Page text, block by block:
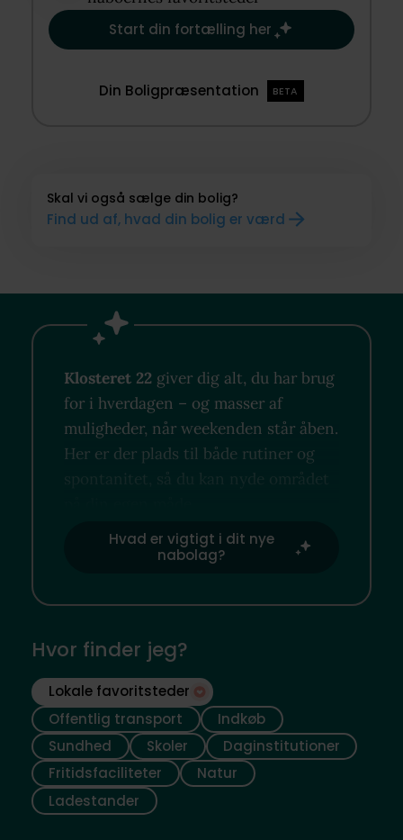
Start din fortælling her
Din Boligpræsentation BETA
Skal vi også sælge din bolig?
Find ud af, hvad din bolig er værd
Klosteret 22 giver dig alt, du har brug
for i hverdagen – og masser af
muligheder, når weekenden står åben.
Her er der plads til både rutiner og
spontanitet, så du kan nyde området
Hvad er vigtigt i dit nye
nabolag?
Hvor finder jeg?
Lokale favoritsteder
Offentlig transport
Indkøb
Sundhed
Skoler
Daginstitutioner
Fritidsfaciliteter
Natur
Ladestander